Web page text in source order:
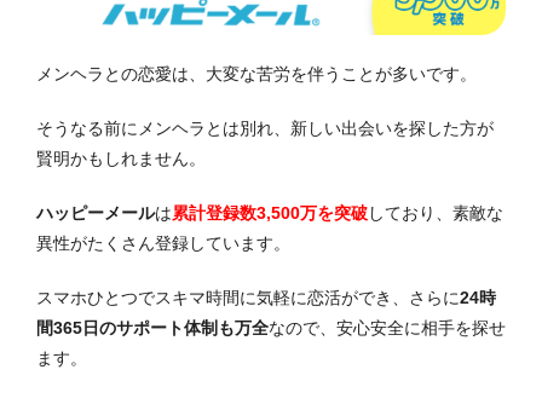
メンヘラとの恋愛は、大変な苦労を伴うことが多いです。
そうなる前にメンヘラとは別れ、新しい出会いを探した方が
賢明かもしれません。
ハッピーメールは累計登録数3,500万を突破しており、素敵な
異性がたくさん登録しています。
スマホひとつでスキマ時間に気軽に恋活ができ、さらに24時
間365日のサポート体制も万全なので、安心安全に相手を探せ
ます。